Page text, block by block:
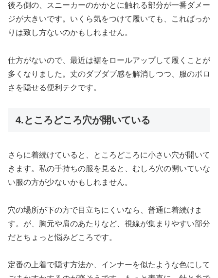
後ろ側の、スニーカーのかかとに触れる部分が一番ダメー
ジが大きいです。いくら気をつけて履いても、こればっか
りは致し方ないのかもしれません。
仕方がないので、最近は裾をロールアップして履くことが
多くなりました。丈のダブダブ感を解消しつつ、服のボロ
さを隠せる便利テクです。
4.ところどころ穴が開いている
さらに着続けていると、ところどころに小さい穴が開いて
きます。私の手持ちの服を見ると、むしろ穴の開いていな
い服の方が少ないかもしれません。
穴の場所が下の方で目立ちにくいなら、普通に着続けま
す。が、胸元や肩のあたりなど、視線が集まりやすい部分
だとちょっと悩みどころです。
定番の上着で隠す方法か、インナーを似たような色にして